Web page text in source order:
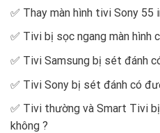
✅ Thay màn hình tivi Sony 55
✅ Tivi bị sọc ngang màn hình
✅ Tivi Samsung bị sét đánh
✅ Tivi Sony bị sét đánh có
✅ Tivi thường và Smart Tivi
không ?